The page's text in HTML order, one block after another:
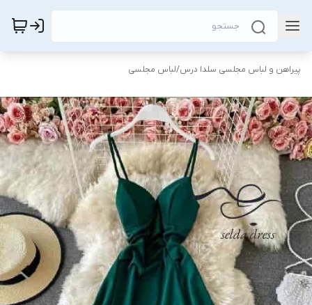
پیراهن و لباس مجلسی سلدا درس/لباس مجلسی